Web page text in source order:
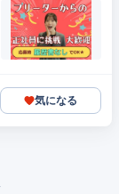
気になる